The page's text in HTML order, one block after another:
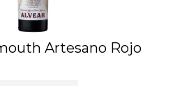
Artesano Rojo